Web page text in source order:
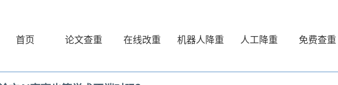
首页 论文查重 在线改重 机器人降重 人工降重 免费查重